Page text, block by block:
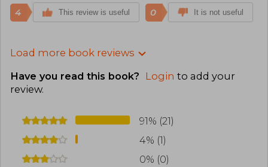
4 This review is useful 0 It is not useful
Load more book reviews
Have you read this book? Login to add your
review.
91% (21)
4% (1)
0% (0)